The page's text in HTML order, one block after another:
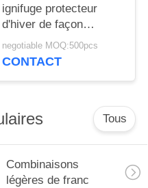
ignifuge protecteur
d'hiver de façon
générale de bavoir de
sécurité
negotiable MOQ:500pcs
CONTACT
Tous
Combinaisons
légères de franc